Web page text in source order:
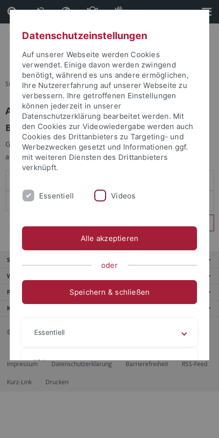
Direkt
zum
Inhalt
Direkt
zur
Fußleiste
Sie sind hier: Startseite
Anmelden
Benutzeranmeldung
Geben Sie Ihren Benutzernamen und Ihr Passwort an um sich
anzumelden:
Service
Weitere Angebote
Portale
Kontaktinfo
© 2026 Eberhard Karls Universität Tübingen, Tübingen
Impressum Datenschutzerklärung Barrierefreiheit RSS-Feed
Kurz-Link Drucken
Datenschutzeinstellungen
Auf unserer Webseite werden Cookies
verwendet. Einige davon werden zwingend
benötigt, während es uns andere ermöglichen,
Ihre Nutzererfahrung auf unserer Webseite zu
verbessern. Ihre getroffenen Einstellungen
können jederzeit in unserer
Datenschutzerklärung bearbeitet werden. Mit
den Cookies zur Videowiedergabe werden auch
Cookies des Drittanbieters zu Targeting- und
Werbezwecken gesetzt und Informationen ggf.
mit weiteren Diensten des Drittanbieters
verknüpft.
Essentiell Videos
Alle akzeptieren
oder
Speichern & schließen
Essentiell
Videos